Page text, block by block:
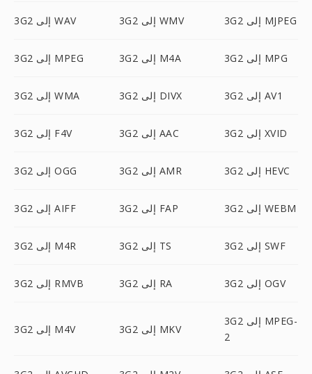
3G2 إلى WAV 3G2 إلى WMV 3G2 إلى MJPEG
3G2 إلى MPEG 3G2 إلى M4A 3G2 إلى MPG
3G2 إلى WMA 3G2 إلى DIVX 3G2 إلى AV1
3G2 إلى F4V 3G2 إلى AAC 3G2 إلى XVID
3G2 إلى OGG 3G2 إلى AMR 3G2 إلى HEVC
3G2 إلى AIFF 3G2 إلى FAP 3G2 إلى WEBM
3G2 إلى M4R 3G2 إلى TS 3G2 إلى SWF
3G2 إلى RMVB 3G2 إلى RA 3G2 إلى OGV
3G2 إلى M4V 3G2 إلى MKV
3G2 إلى MPEG-
2